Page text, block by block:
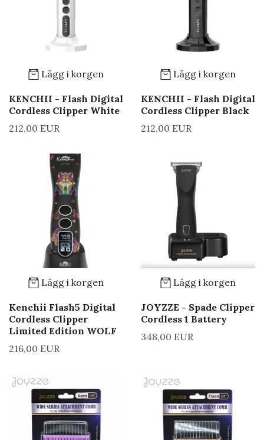
Lägg i korgen
KENCHII - Flash Digital
Cordless Clipper White
212,00 EUR
Lägg i korgen
KENCHII - Flash Digital
Cordless Clipper Black
212,00 EUR
Lägg i korgen
Kenchii Flash5 Digital
Cordless Clipper
Limited Edition WOLF
216,00 EUR
Lägg i korgen
JOYZZE - Spade Clipper
Cordless 1 Battery
348,00 EUR